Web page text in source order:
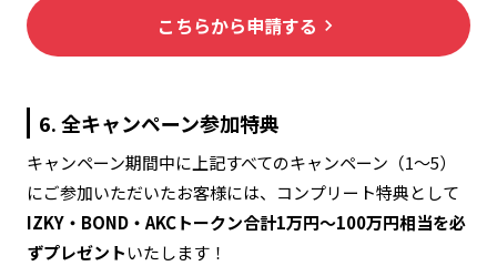
こちらから申請する keyboard_arrow_right
6. 全キャンペーン参加特典
キャンペーン期間中に上記すべてのキャンペーン（1〜5）
にご参加いただいたお客様には、コンプリート特典として
IZKY・BOND・AKCトークン合計1万円〜100万円相当を必
ずプレゼントいたします！